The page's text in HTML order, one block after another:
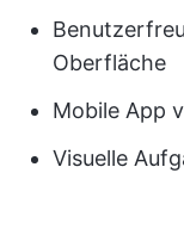
Oberfläche
Mobile App
Visuelle